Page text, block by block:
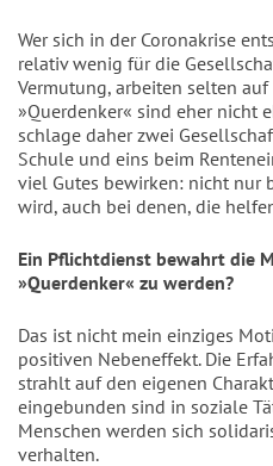
Wer sich in der Coronakrise
relativ wenig für die
Vermutung, arbeiten selten
»Querdenker« sind eher nicht
schlage daher zwei
Schule und eins beim
viel Gutes bewirken: nicht nur
wird, auch bei denen, die
Ein Pflichtdienst bewahrt die
»Querdenker« zu werden?
Das ist nicht mein einziges
positiven Nebeneffekt. Die
strahlt auf den eigenen
eingebunden sind in soziale
Menschen werden sich
verhalten.